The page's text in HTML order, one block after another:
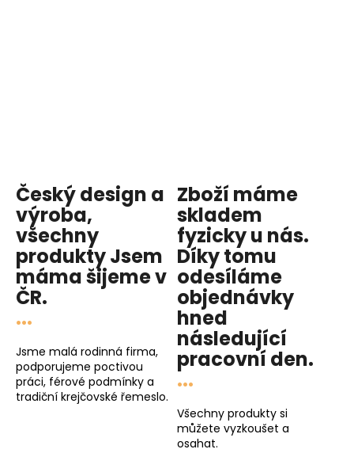
Český design a
výroba,
všechny
produktyJsem
mámašijeme v
ČR.
...
Jsme malá rodinná firma,
podporujeme poctivou
práci, férové podmínky a
tradiční krejčovské řemeslo.
Zboží máme
skladem
fyzicky u nás.
Díky tomu
odesíláme
objednávky
hned
následující
pracovní den.
...
Všechny produkty si
můžete vyzkoušet a
osahat.